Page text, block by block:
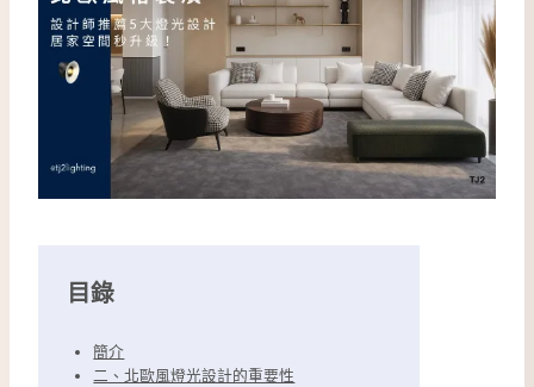
目錄
簡介
二、北歐風燈光設計的重要性